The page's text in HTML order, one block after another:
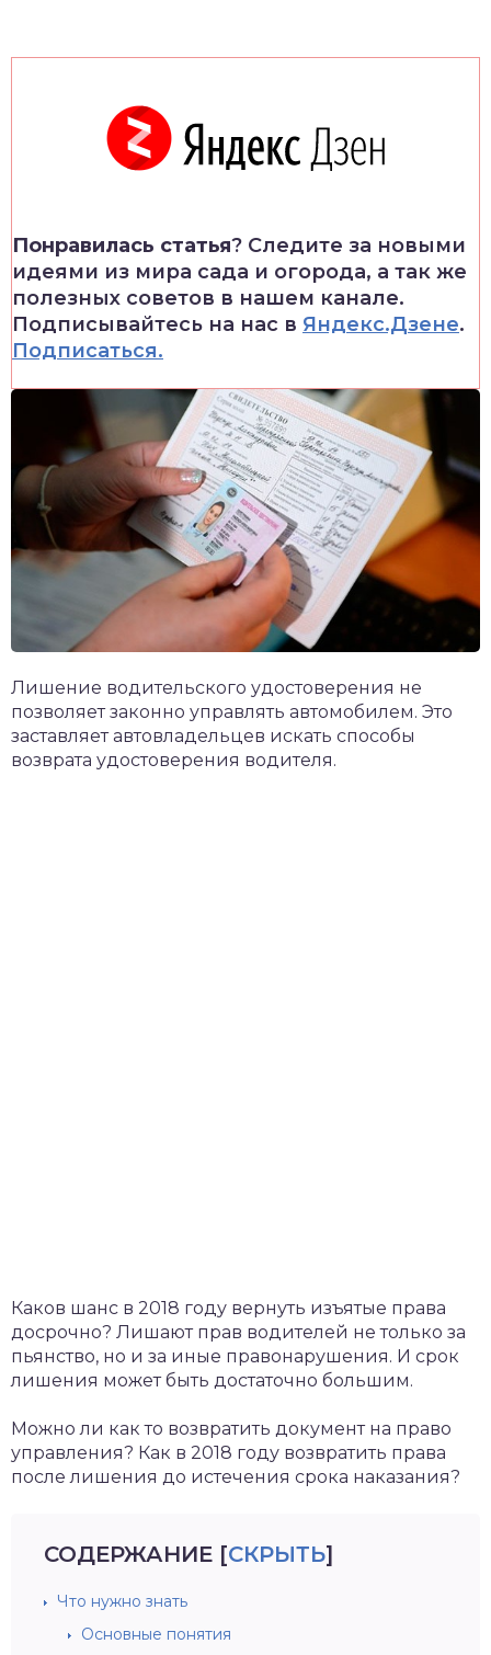
Понравилась статья? Следите за новыми
идеями из мира сада и огорода, а так же
полезных советов в нашем канале.
Подписывайтесь на нас в Яндекс.Дзене.
Подписаться.
Лишение водительского удостоверения не
позволяет законно управлять автомобилем. Это
заставляет автовладельцев искать способы
возврата удостоверения водителя.
Каков шанс в 2018 году вернуть изъятые права
досрочно? Лишают прав водителей не только за
пьянство, но и за иные правонарушения. И срок
лишения может быть достаточно большим.
Можно ли как то возвратить документ на право
управления? Как в 2018 году возвратить права
после лишения до истечения срока наказания?
СОДЕРЖАНИЕ [СКРЫТЬ]
Что нужно знать
Основные понятия